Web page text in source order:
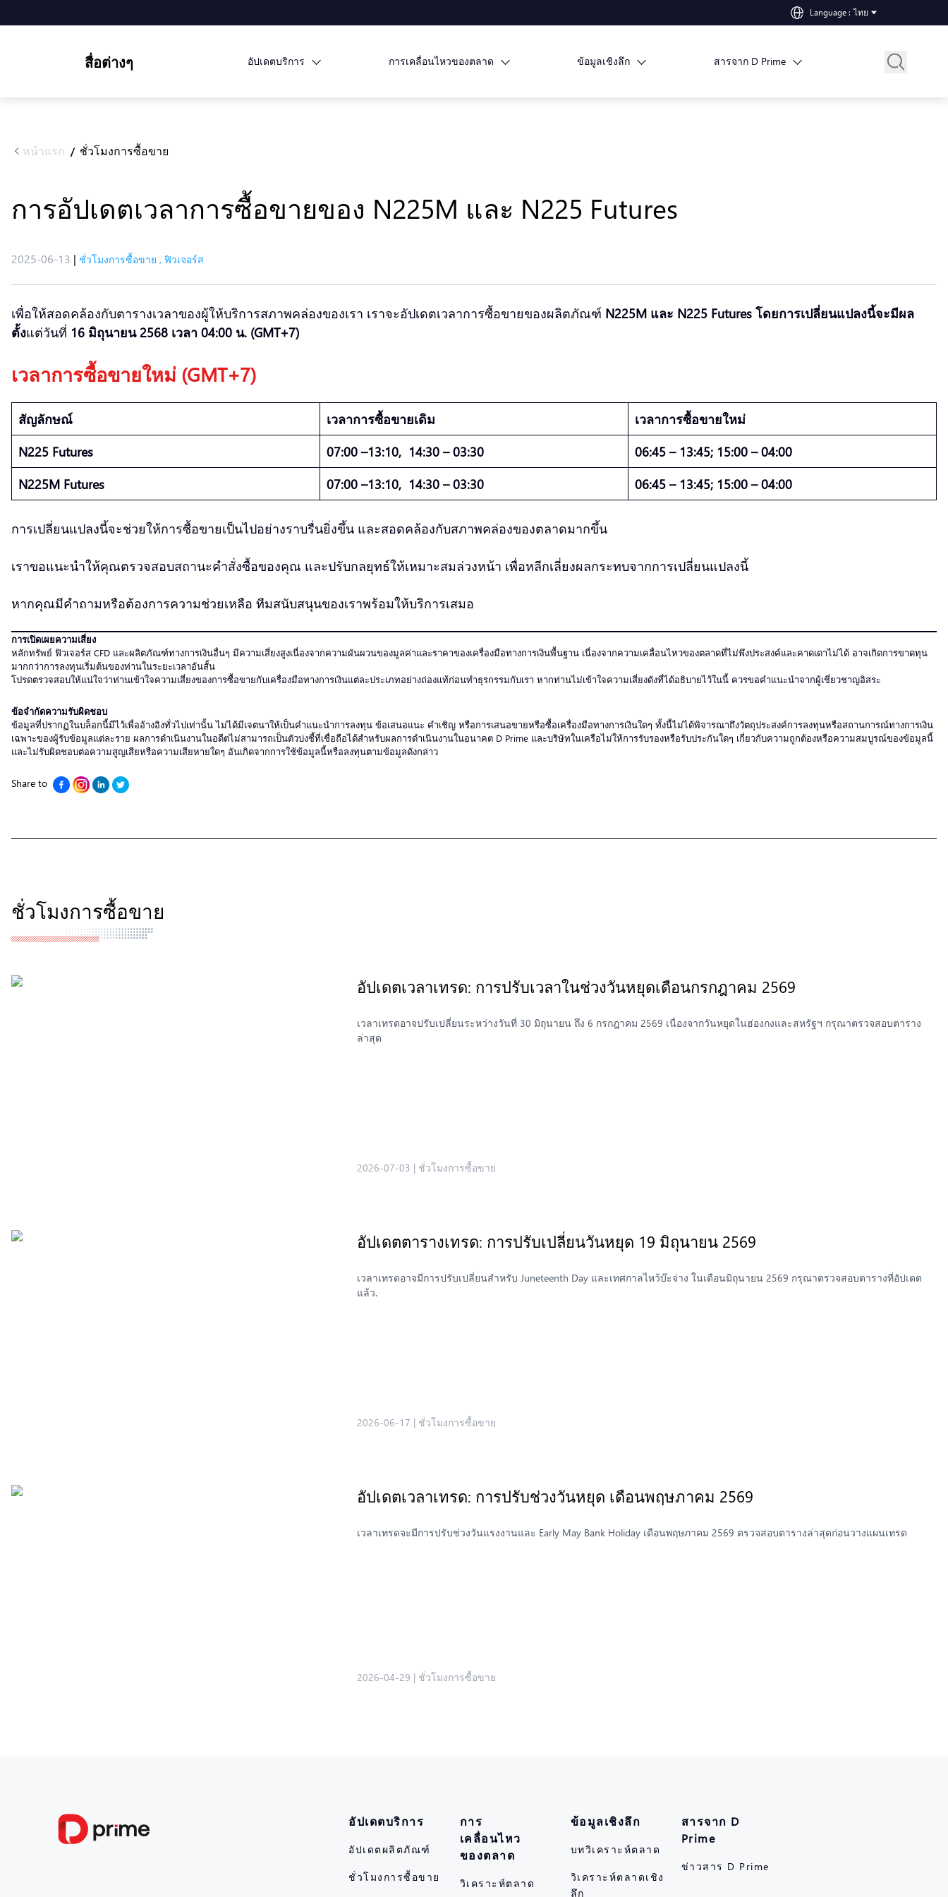
Language : ไทย
สื่อต่างๆ อัปเดตบริการ การเคลื่อนไหวของตลาด ข้อมูลเชิงลึก สารจาก D Prime
หน้าแรก / ชั่วโมงการซื้อขาย
การอัปเดตเวลาการซื้อขายของ N225M และ N225 Futures
2025-06-13 | ชั่วโมงการซื้อขาย , ฟิวเจอร์ส
เพื่อให้สอดคล้องกับตารางเวลาของผู้ให้บริการสภาพคล่องของเรา เราจะอัปเดตเวลาการซื้อขายของผลิตภัณฑ์ N225M และ N225 Futures โดยการเปลี่ยนแปลงนี้จะมีผล
ตั้งแต่วันที่ 16 มิถุนายน 2568 เวลา 04:00 น. (GMT+7)
เวลาการซื้อขายใหม่ (GMT+7)
สัญลักษณ์ เวลาการซื้อขายเดิม
เวลาการซื้อขายใหม่
N225 Futures
07:00 –13:10, 14:30 – 03:30
06:45 – 13:45; 15:00 – 04:00
N225M Futures
07:00 –13:10, 14:30 – 03:30 06:45 – 13:45; 15:00 – 04:00
การเปลี่ยนแปลงนี้จะช่วยให้การซื้อขายเป็นไปอย่างราบรื่นยิ่งขึ้น และสอดคล้องกับสภาพคล่องของตลาดมากขึ้น
เราขอแนะนำให้คุณตรวจสอบสถานะคำสั่งซื้อของคุณ และปรับกลยุทธ์ให้เหมาะสมล่วงหน้า เพื่อหลีกเลี่ยงผลกระทบจากการเปลี่ยนแปลงนี้
หากคุณมีคำถามหรือต้องการความช่วยเหลือ ทีมสนับสนุนของเราพร้อมให้บริการเสมอ
การเปิดเผยความเสี่ยง
หลักทรัพย์ ฟิวเจอร์ส CFD และผลิตภัณฑ์ทางการเงินอื่นๆ มีความเสี่ยงสูงเนื่องจากความผันผวนของมูลค่าและราคาของเครื่องมือทางการเงินพื้นฐาน เนื่องจากความเคลื่อนไหวของตลาดที่ไม่พึงประสงค์และคาดเดาไม่ได้ อาจเกิดการขาดทุน
มากกว่าการลงทุนเริ่มต้นของท่านในระยะเวลาอันสั้น
โปรดตรวจสอบให้แน่ใจว่าท่านเข้าใจความเสี่ยงของการซื้อขายกับเครื่องมือทางการเงินแต่ละประเภทอย่างถ่องแท้ก่อนทำธุรกรรมกับเรา หากท่านไม่เข้าใจความเสี่ยงดังที่ได้อธิบายไว้ในนี้ ควรขอคำแนะนำจากผู้เชี่ยวชาญอิสระ
ข้อจำกัดความรับผิดชอบ
ข้อมูลที่ปรากฏในบล็อกนี้มีไว้เพื่ออ้างอิงทั่วไปเท่านั้น ไม่ได้มีเจตนาให้เป็นคำแนะนำการลงทุน ข้อเสนอแนะ คำเชิญ หรือการเสนอขายหรือซื้อเครื่องมือทางการเงินใดๆ ทั้งนี้ไม่ได้พิจารณาถึงวัตถุประสงค์การลงทุนหรือสถานการณ์ทางการเงิน
เฉพาะของผู้รับข้อมูลแต่ละราย ผลการดำเนินงานในอดีตไม่สามารถเป็นตัวบ่งชี้ที่เชื่อถือได้สำหรับผลการดำเนินงานในอนาคต D Prime และบริษัทในเครือไม่ให้การรับรองหรือรับประกันใดๆ เกี่ยวกับความถูกต้องหรือความสมบูรณ์ของข้อมูลนี้
และไม่รับผิดชอบต่อความสูญเสียหรือความเสียหายใดๆ อันเกิดจากการใช้ข้อมูลนี้หรือลงทุนตามข้อมูลดังกล่าว
Share to
ชั่วโมงการซื้อขาย
2026-07-03 | ชั่วโมงการซื้อขาย
อัปเดตเวลาเทรด: การปรับเวลาในช่วงวันหยุดเดือนกรกฎาคม 2569
เวลาเทรดอาจปรับเปลี่ยนระหว่างวันที่ 30 มิถุนายน ถึง 6 กรกฎาคม 2569 เนื่องจากวันหยุดในฮ่องกงและสหรัฐฯ กรุณาตรวจสอบตาราง
ล่าสุด
2026-06-17 | ชั่วโมงการซื้อขาย
อัปเดตตารางเทรด: การปรับเปลี่ยนวันหยุด 19 มิถุนายน 2569
เวลาเทรดอาจมีการปรับเปลี่ยนสำหรับ Juneteenth Day และเทศกาลไหว้บ๊ะจ่าง ในเดือนมิถุนายน 2569 กรุณาตรวจสอบตารางที่อัปเดต
แล้ว.
2026-04-29 | ชั่วโมงการซื้อขาย
อัปเดตเวลาเทรด: การปรับช่วงวันหยุด เดือนพฤษภาคม 2569
เวลาเทรดจะมีการปรับช่วงวันแรงงานและ Early May Bank Holiday เดือนพฤษภาคม 2569 ตรวจสอบตารางล่าสุดก่อนวางแผนเทรด
อัปเดตบริการ
อัปเดตผลิตภัณฑ์
ชั่วโมงการซื้อขาย
การ
เคลื่อนไหว
ของตลาด
วิเคราะห์ตลาด
ข้อมูลเชิงลึก
บทวิเคราะห์ตลาด
วิเคราะห์ตลาดเชิง
ลึก
สารจาก D
Prime
ข่าวสาร D Prime